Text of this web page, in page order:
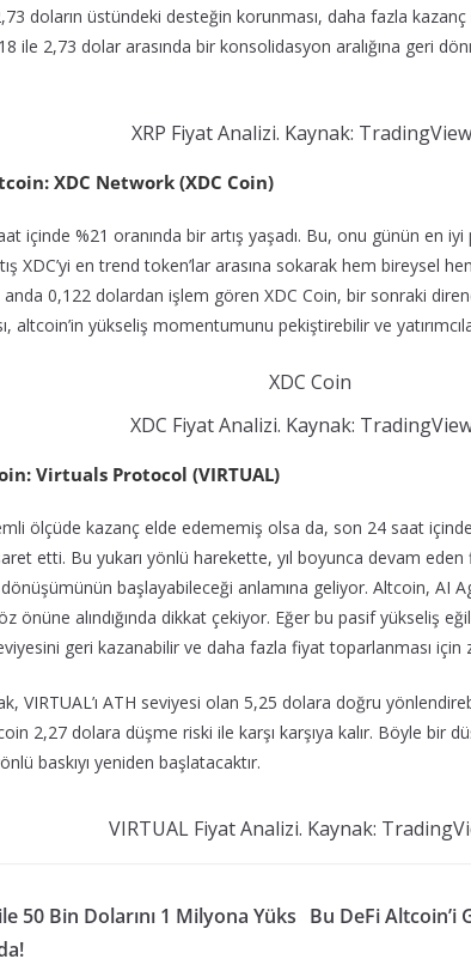
doların üstündeki desteğin korunması, daha fazla
ile 2,73 dolar arasında bir konsolidasyon aralığına geri
XRP Fiyat Analizi. Kaynak: TradingView
XDC Network (XDC Coin)
içinde %21 oranında bir artış yaşadı. Bu, onu günün en
XDC’yi en trend token’lar arasına sokarak hem bireysel
anda 0,122 dolardan işlem gören XDC Coin, bir sonraki
altcoin’in yükseliş momentumunu pekiştirebilir ve
XDC Fiyat Analizi. Kaynak:
Virtuals Protocol (VIRTUAL)
ölçüde kazanç elde edememiş olsa da, son 24 saat
etti. Bu yukarı yönlü harekette, yıl boyunca devam
başlayabileceği anlamına geliyor. Altcoin, AI
önüne alındığında dikkat çekiyor. Eğer bu pasif yükseliş
geri kazanabilir ve daha fazla fiyat toparlanması için
VIRTUAL’ı ATH seviyesi olan 5,25 dolara doğru
2,27 dolara düşme riski ile karşı karşıya kalır. Böyle bir
baskıyı yeniden başlatacaktır.
VIRTUAL Fiyat Analizi. Kaynak:
50 Bin Dolarını 1 Milyona Yüks Bu DeFi Altcoin’i